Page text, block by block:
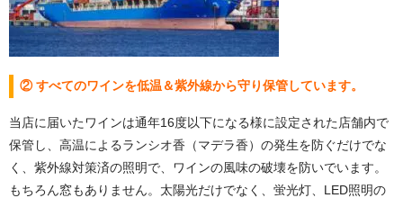
② すべてのワインを低温＆紫外線から守り保管しています。
当店に届いたワインは通年16度以下になる様に設定された店舗内で
保管し、高温によるランシオ香（マデラ香）の発生を防ぐだけでな
く、紫外線対策済の照明で、ワインの風味の破壊を防いでいます。
もちろん窓もありません。太陽光だけでなく、蛍光灯、LED照明の